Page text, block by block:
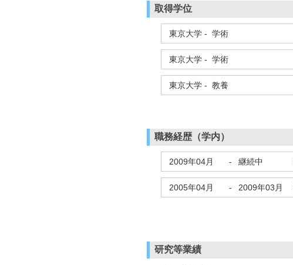
取得学位
東京大学 - 学術
東京大学 - 学術
東京大学 - 教養
職務経歴（学内）
2009年04月 - 継続中
2005年04月 - 2009年03月
研究等業績